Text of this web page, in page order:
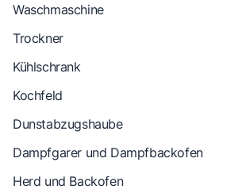
Waschmaschine
Trockner
Kühlschrank
Kochfeld
Dunstabzugshaube
Dampfgarer und Dampfbackofen
Herd und Backofen